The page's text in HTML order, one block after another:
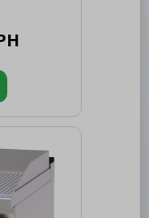
[kg]:
Hloubka
Typ
krytí
AISI 304